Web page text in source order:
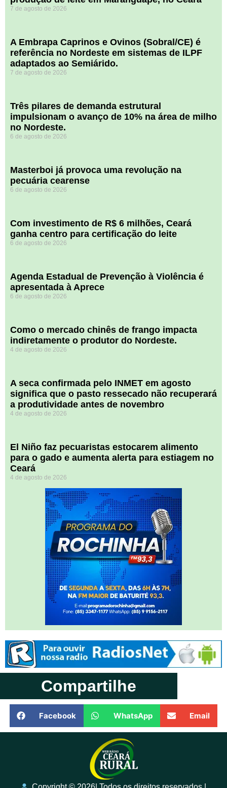
7 de agosto de 2026
A Embrapa Caprinos e Ovinos (Sobral/CE) é
referência no Nordeste em sistemas de ILPF
adaptados ao Semiárido.
7 de agosto de 2026
​Três pilares de demanda estrutural
impulsionam o avanço de 10% na área de milho
no Nordeste.
6 de agosto de 2026
Masterboi já provoca uma revolução na
pecuária cearense
6 de agosto de 2026
Com investimento de R$ 6 milhões, Ceará
ganha centro para certificação do leite
6 de agosto de 2026
Agenda Estadual de Prevenção à Violência é
apresentada à Aprece
6 de agosto de 2026
​Como o mercado chinês de frango impacta
indiretamente o produtor do Nordeste.
4 de agosto de 2026
A seca confirmada pelo INMET em agosto
significa que o pasto ressecado não recuperará
a produtividade antes de novembro
4 de agosto de 2026
El Niño faz pecuaristas estocarem alimento
para o gado e aumenta alerta para estiagem no
Ceará
4 de agosto de 2026
Compartilhe
Facebook WhatsApp Email